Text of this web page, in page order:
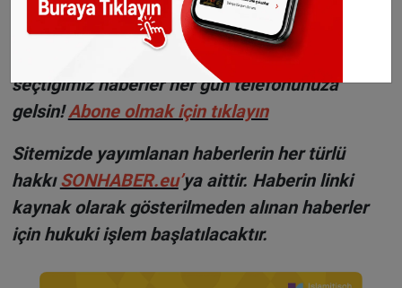
WhatsAppta ücretsiz bültenimize abone olun,
Hollanda ve diğer Avrupa ülkeleri gündeminden
seçtiğimiz haberler her gün telefonunuza
gelsin!Abone olmak için tıklayın
Sitemizde yayımlanan haberlerin her türlü
hakkıSONHABER.eu’ya aittir. Haberin linki
kaynak olarak gösterilmeden alınan haberler
için hukuki işlem başlatılacaktır.